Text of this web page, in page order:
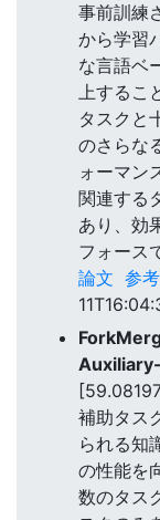
事前訓練
から学習
な言語ベ
上するこ
タスクと
のさらな
ォーマン
関連する
あり、効
フォース
論文 参
補助タス
られる知
の性能を
数のタス